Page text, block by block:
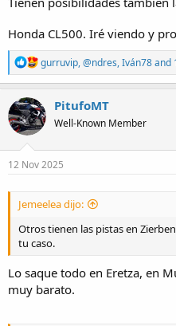
Honda CL500. Iré viendo y
R
e
a
c
t
i
n
s
gurruvip,@ndres,Iván78and
PitufoMT
Well-Known Member
12 Nov 2025
Jemeelea dijo:
Otros tienen las pistas en
tu caso.
Lo saque todo en Eretza, en
muy barato.